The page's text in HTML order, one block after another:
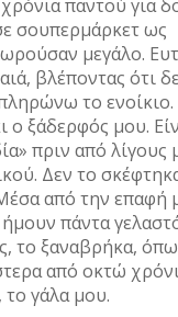
παντού για
σουπερμάρκετ ως
μεγάλο.
βλέποντας ότι
το ενοίκιο.
ο ξάδερφός μου.
πριν από λίγους
Δεν το
από την επαφή
πάντα
το ξαναβρήκα,
από οκτώ
γάλα μου.